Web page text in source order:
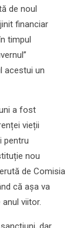
de noul
financiar
timpul
acestui un
a fost
vieții
pentru
nou
de Comisia
că așa va
viitor.